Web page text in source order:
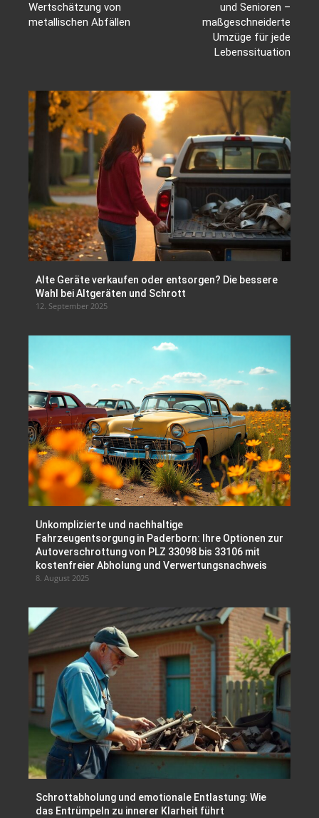
Wertschätzung von
metallischen Abfällen
und Senioren –
maßgeschneiderte
Umzüge für jede
Lebenssituation
Alte Geräte verkaufen oder entsorgen? Die bessere
Wahl bei Altgeräten und Schrott
12. September 2025
Unkomplizierte und nachhaltige
Fahrzeugentsorgung in Paderborn: Ihre Optionen zur
Autoverschrottung von PLZ 33098 bis 33106 mit
kostenfreier Abholung und Verwertungsnachweis
8. August 2025
Schrottabholung und emotionale Entlastung: Wie
das Entrümpeln zu innerer Klarheit führt